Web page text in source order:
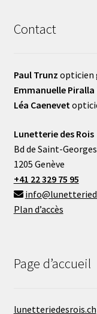
Contact
Paul Trunz opticien
Emmanuelle Piralla
Léa Caenevet
Lunetterie des Rois
Bd de Saint-
1205 Genève
+41 22 329 75 95
Plan d’accès
Page d’accueil
lunetteriedesrois.ch